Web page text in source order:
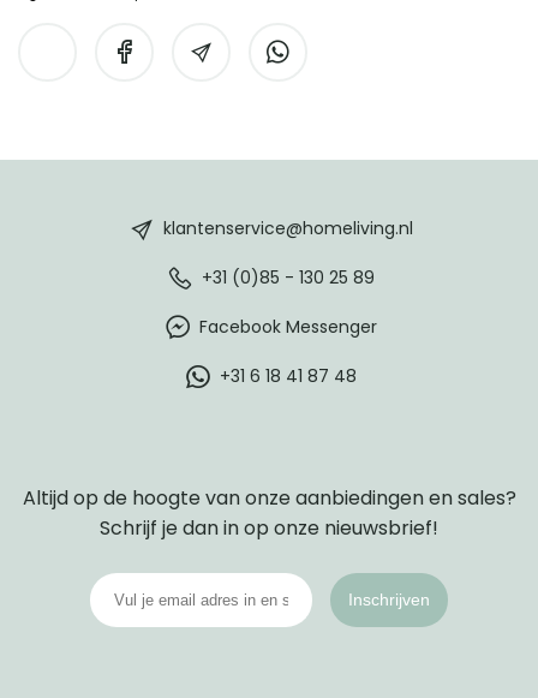
klantenservice@homeliving.nl
+31 (0)85 - 130 25 89
Facebook Messenger
+31 6 18 41 87 48
Altijd op de hoogte van onze aanbiedingen en sales?
Schrijf je dan in op onze nieuwsbrief!
Inschrijven